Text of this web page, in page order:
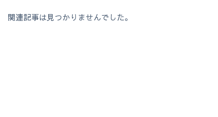
関連記事は見つかりませんでした。